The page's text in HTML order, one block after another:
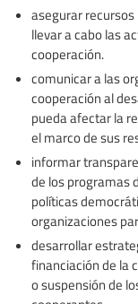
asegurar
llevar a cabo las
cooperación.
comunicar a las
cooperación al
pueda afectar la
el marco de sus
informar
de los programas
políticas
organizaciones
desarrollar
financiación de la
o suspensión de